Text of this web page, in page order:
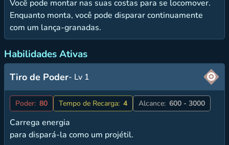
Você pode montar nas suas costas para se locomover.
Enquanto monta, você pode disparar continuamente
com um lança-granadas.
Habilidades Ativas
Tiro de Poder- Lv 1
Poder: 80 Tempo de Recarga: 4 Alcance: 600 - 3000
Carrega energia
para dispará-la como um projétil.